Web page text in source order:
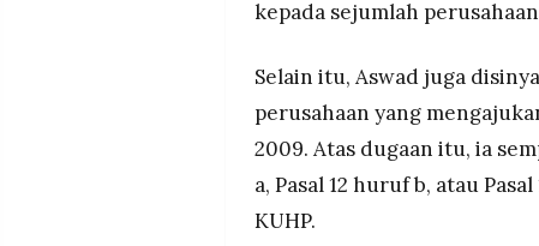
kepada sejumlah
Selain itu, Aswad juga
perusahaan yang
2009. Atas dugaan itu, ia
a, Pasal 12 huruf b, atau
KUHP.